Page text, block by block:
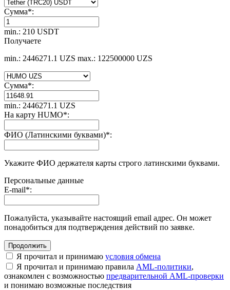
Сумма*:
min.: 210 USDT
Получаете
min.: 2446271.1 UZS max.: 122500000 UZS
Сумма*:
min.: 2446271.1 UZS
На карту HUMO*:
ФИО (Латинскими буквами)*:
Укажите ФИО держателя карты строго латинскими буквами.
Персональные данные
E-mail*:
Пожалуйста, указывайте настоящий email адрес. Он может
понадобиться для подтверждения действий по заявке.
Я прочитал и принимаю условия обмена
Я прочитал и принимаю правила AML-политики,
ознакомлен с возможностью предварительной AML-проверки
и понимаю возможные последствия